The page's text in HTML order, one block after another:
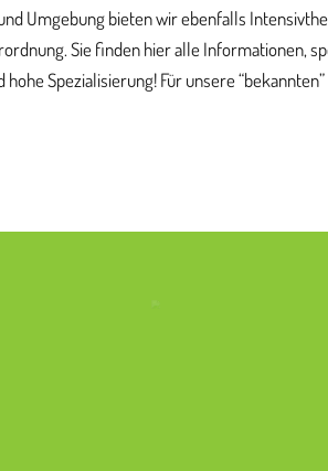
Umgebung bieten wir ebenfalls
Sie finden hier alle Informationen,
hohe Spezialisierung! Für unsere